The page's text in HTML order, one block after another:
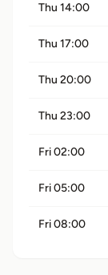
Thu 14:00
Thu 17:00
Thu 20:00
Thu 23:00
Fri 02:00
Fri 05:00
Fri 08:00